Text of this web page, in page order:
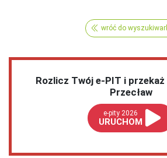
wróć do
Rozlicz Twój e-PIT i przekaż
Przecław
e-pity 2026
URUCHOM